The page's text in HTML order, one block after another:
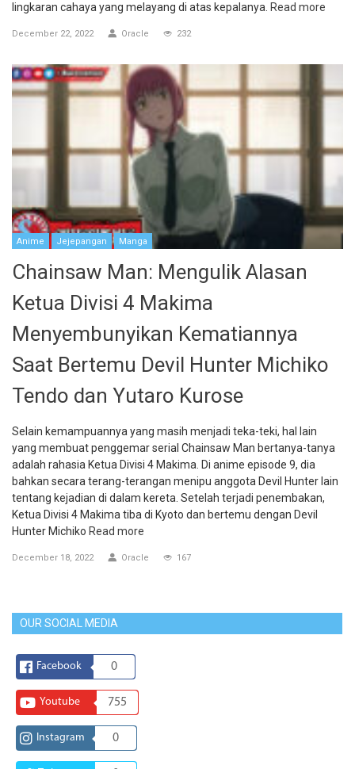
lingkaran cahaya yang melayang di atas kepalanya. Read more
December 22, 2022 Oracle 232
Anime Jejepangan Manga
Chainsaw Man: Mengulik Alasan
Ketua Divisi 4 Makima
Menyembunyikan Kematiannya
Saat Bertemu Devil Hunter Michiko
Tendo dan Yutaro Kurose
Selain kemampuannya yang masih menjadi teka-teki, hal lain
yang membuat penggemar serial Chainsaw Man bertanya-tanya
adalah rahasia Ketua Divisi 4 Makima. Di anime episode 9, dia
bahkan secara terang-terangan menipu anggota Devil Hunter lain
tentang kejadian di dalam kereta. Setelah terjadi penembakan,
Ketua Divisi 4 Makima tiba di Kyoto dan bertemu dengan Devil
Hunter Michiko Read more
December 18, 2022 Oracle 167
OUR SOCIAL MEDIA
Facebook 0
Youtube 755
Instagram 0